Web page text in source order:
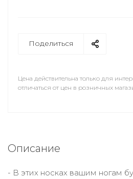
Поделиться
Цена действительна только для
отличаться от цен в розничных
Описание
- В этих носках вашим ногам